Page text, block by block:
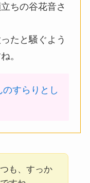
ちの谷花音さ
たと騒ぐよう
。
のすらりとし
も、すっか